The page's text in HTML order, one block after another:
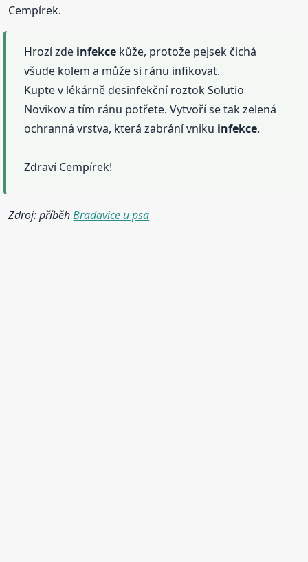
Cempírek.
Hrozí zde infekce kůže, protože pejsek čichá
všude kolem a může si ránu infikovat.
Kupte v lékárně desinfekční roztok Solutio
Novikov a tím ránu potřete. Vytvoří se tak zelená
ochranná vrstva, která zabrání vniku infekce.
Zdraví Cempírek!
Zdroj: příběhBradavice u psa